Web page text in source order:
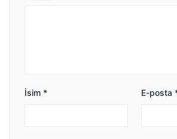
İsim * E-posta